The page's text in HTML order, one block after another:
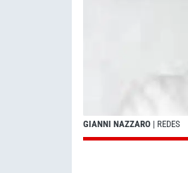
GIANNI NAZZARO | REDES